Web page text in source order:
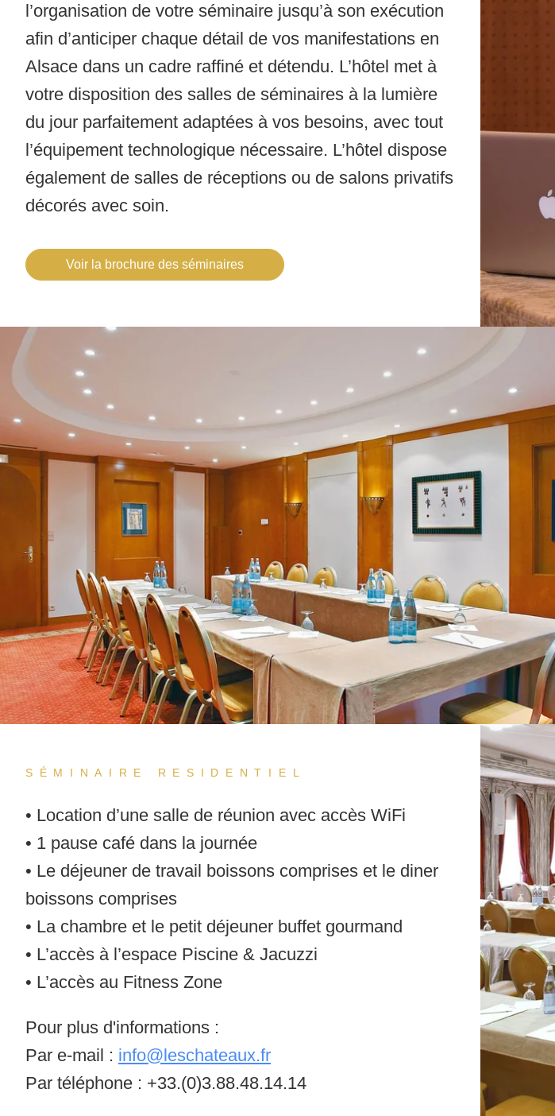
l’organisation de votre séminaire jusqu’à son exécution
afin d’anticiper chaque détail de vos manifestations en
Alsace dans un cadre raffiné et détendu. L’hôtel met à
votre disposition des salles de séminaires à la lumière
du jour parfaitement adaptées à vos besoins, avec tout
l’équipement technologique nécessaire. L’hôtel dispose
également de salles de réceptions ou de salons privatifs
décorés avec soin.
Voir la brochure des séminaires
SÉMINAIRE RESIDENTIEL
• Location d’une salle de réunion avec accès WiFi
• 1 pause café dans la journée
• Le déjeuner de travail boissons comprises et le diner
boissons comprises
• La chambre et le petit déjeuner buffet gourmand
• L’accès à l’espace Piscine & Jacuzzi
• L’accès au Fitness Zone
Pour plus d'informations :
Par e-mail : info@leschateaux.fr
Par téléphone : +33.(0)3.88.48.14.14
RÉSERVER
(AVEC BON
RÉSERVER UN
RÉSERVER